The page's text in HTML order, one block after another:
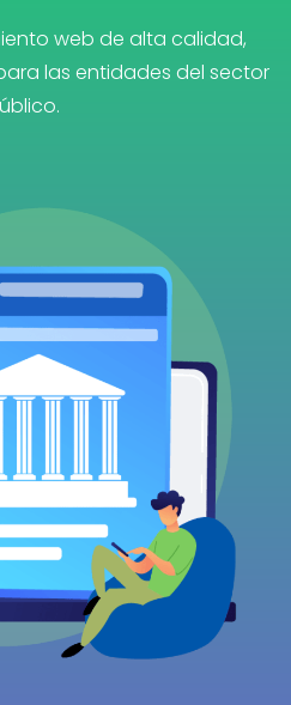
web de alta calidad,
las entidades del sector